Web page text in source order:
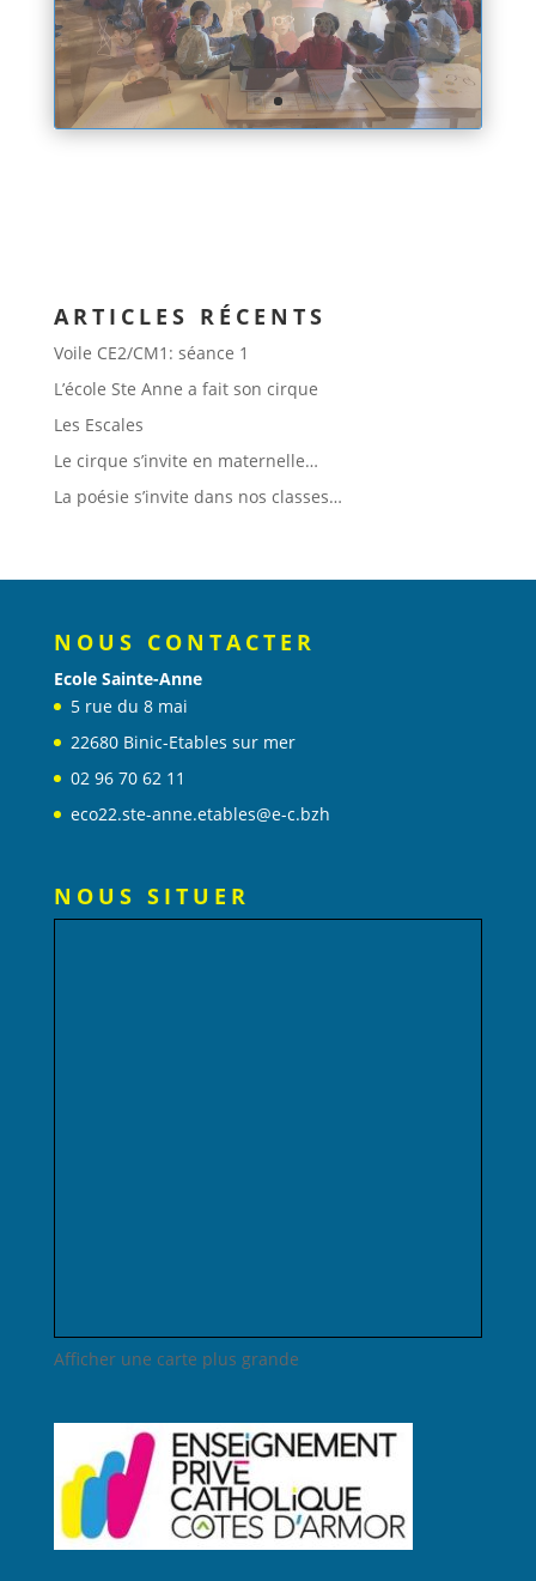
ARTICLES RÉCENTS
Voile CE2/CM1: séance 1
L’école Ste Anne a fait son cirque
Les Escales
Le cirque s’invite en maternelle…
La poésie s’invite dans nos classes…
NOUS CONTACTER
Ecole Sainte-Anne
5 rue du 8 mai
22680 Binic-Etables sur mer
02 96 70 62 11
eco22.ste-anne.etables@e-c.bzh
NOUS SITUER
Afficher une carte plus grande